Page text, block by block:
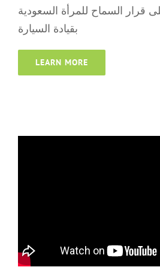
قرار السماح للمرأة السعودية
بقيادة السيارة
LEARN MORE